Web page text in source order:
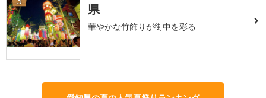
県
華やかな竹飾りが街中を彩る